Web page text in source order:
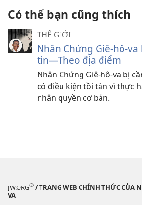
Có thể bạn cũng thích
THẾ GIỚI
Nhân Chứng Giê-hô-
tin—Theo địa điểm
Nhân Chứng Giê-hô-va bị
có điều kiện tồi tàn vì thực
nhân quyền cơ bản.
JW.ORG® / TRANG WEB CHÍNH THỨC CỦA
VA